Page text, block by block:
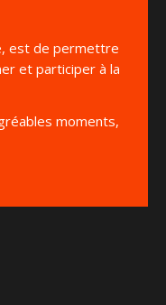
est de permettre
et participer à la
moments,